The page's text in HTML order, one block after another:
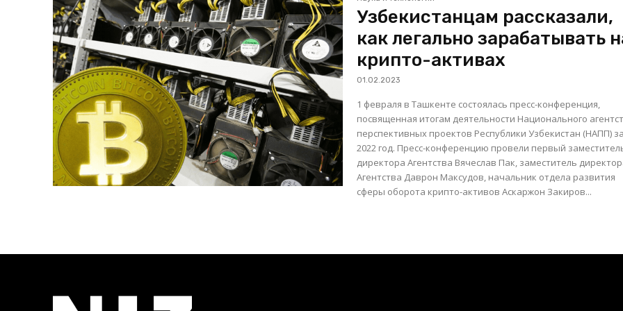
Узбекистанцам рассказали,
как легально зарабатывать
крипто-активах
01.02.2023
1 февраля в Ташкенте состоялась пресс-конференция,
посвященная итогам деятельности Национального
перспективных проектов Республики Узбекистан (НАПП) за
2022 год. Пресс-конференцию провели первый заместитель
директора Агентства Вячеслав Пак, заместитель
Агентства Даврон Максудов, начальник отдела развития
сферы оборота крипто-активов Аскаржон Закиров...